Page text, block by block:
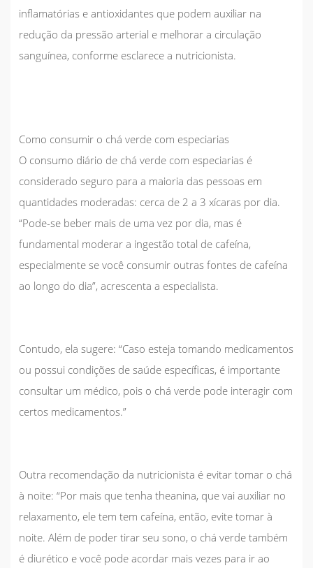
inflamatórias e antioxidantes que podem auxiliar na
redução da pressão arterial e melhorar a circulação
sanguínea, conforme esclarece a nutricionista.
Como consumir o chá verde com especiarias
O consumo diário de chá verde com especiarias é
considerado seguro para a maioria das pessoas em
quantidades moderadas: cerca de 2 a 3 xícaras por dia.
“Pode-se beber mais de uma vez por dia, mas é
fundamental moderar a ingestão total de cafeína,
especialmente se você consumir outras fontes de cafeína
ao longo do dia”, acrescenta a especialista.
Contudo, ela sugere: “Caso esteja tomando medicamentos
ou possui condições de saúde específicas, é importante
consultar um médico, pois o chá verde pode interagir com
certos medicamentos.”
Outra recomendação da nutricionista é evitar tomar o chá
à noite: “Por mais que tenha theanina, que vai auxiliar no
relaxamento, ele tem tem cafeína, então, evite tomar à
noite. Além de poder tirar seu sono, o chá verde também
é diurético e você pode acordar mais vezes para ir ao